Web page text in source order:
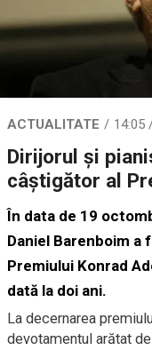
ACTUALITATE 14:05
Dirijorul şi
câştigător al
În data de 19
Daniel Barenboim
Premiului Konrad
dată la doi ani.
La decernarea
devotamentul arătat